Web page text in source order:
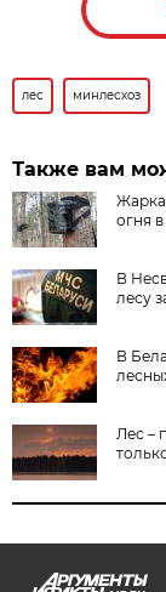
лес минлесхоз
Также вам
огня
В
лесу
В
Лес –